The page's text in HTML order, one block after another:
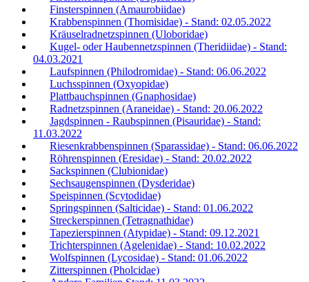
Finsterspinnen (Amaurobiidae)
Krabbenspinnen (Thomisidae) - Stand: 02.05.2022
Kräuselradnetzspinnen (Uloboridae)
Kugel- oder Haubennetzspinnen (Theridiidae) - Stand:
04.03.2021
Laufspinnen (Philodromidae) - Stand: 06.06.2022
Luchsspinnen (Oxyopidae)
Plattbauchspinnen (Gnaphosidae)
Radnetzspinnen (Araneidae) - Stand: 20.06.2022
Jagdspinnen - Raubspinnen (Pisauridae) - Stand:
11.03.2022
Riesenkrabbenspinnen (Sparassidae) - Stand: 06.06.2022
Röhrenspinnen (Eresidae) - Stand: 20.02.2022
Sackspinnen (Clubionidae)
Sechsaugenspinnen (Dysderidae)
Speispinnen (Scytodidae)
Springspinnen (Salticidae) - Stand: 01.06.2022
Streckerspinnen (Tetragnathidae)
Tapezierspinnen (Atypidae) - Stand: 09.12.2021
Trichterspinnen (Agelenidae) - Stand: 10.02.2022
Wolfspinnen (Lycosidae) - Stand: 01.06.2022
Zitterspinnen (Pholcidae)